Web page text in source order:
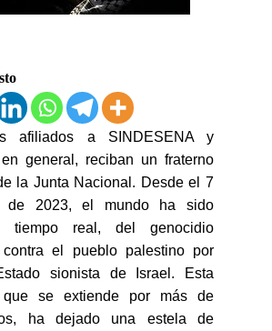
afiliados a SINDESENA y
general, reciban un fraterno
la Junta Nacional. Desde el 7
de 2023, el mundo ha sido
tiempo real, del genocidio
contra el pueblo palestino por
sionista de Israel. Esta
que se extiende por más de
ha dejado una estela de